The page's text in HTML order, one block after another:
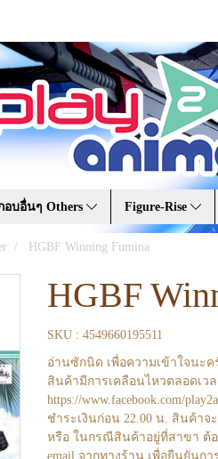
บอื่นๆ Others Figure-Rise
HGBF Winning Fumina
HGBF
SKU : 4549660195511
อ่านซักนิด เพื่อความเข้าใจนะ
สินค้ามีการเคลือนไหวตลอดเว
https://www.facebook.com/
ชำระเงินก่อน 22.00 น. สินค้า
หรือ ในกรณีสินค้าอยู่ที่สาขา ต้อ
email จากทางร้าน เพื่อยืนยันก